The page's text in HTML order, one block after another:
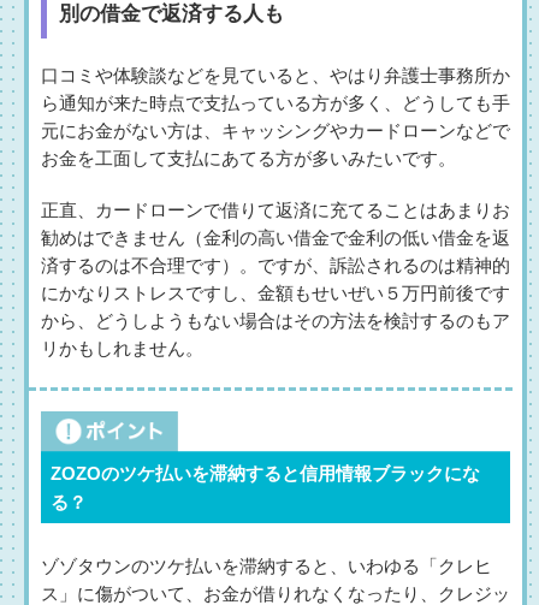
別の借金で返済する人も
口コミや体験談などを見ていると、やはり弁護士事務所か
ら通知が来た時点で支払っている方が多く、どうしても手
元にお金がない方は、キャッシングやカードローンなどで
お金を工面して支払にあてる方が多いみたいです。
正直、カードローンで借りて返済に充てることはあまりお
勧めはできません（金利の高い借金で金利の低い借金を返
済するのは不合理です）。ですが、訴訟されるのは精神的
にかなりストレスですし、金額もせいぜい５万円前後です
から、どうしようもない場合はその方法を検討するのもア
リかもしれません。
ZOZOのツケ払いを滞納すると信用情報ブラックにな
る？
ゾゾタウンのツケ払いを滞納すると、いわゆる「クレヒ
ス」に傷がついて、お金が借りれなくなったり、クレジッ